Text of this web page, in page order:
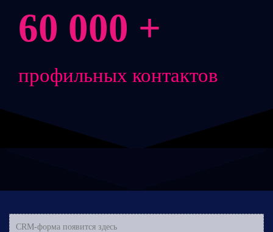
60 000 +
профильных контактов
CRM-форма появится здесь